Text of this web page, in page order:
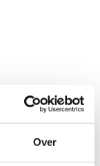
Over